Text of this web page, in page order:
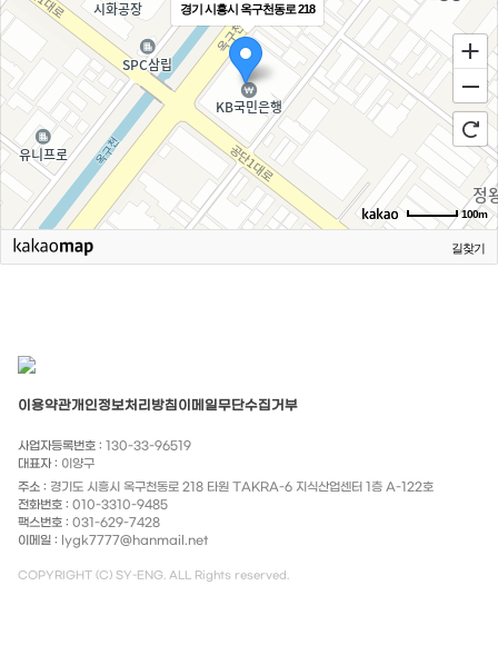
경기 시흥시 옥구천동로 218
100m
길찾기
이용약관개인정보처리방침 이메일무단수집거부
사업자등록번호 : 130-33-96519
대표자 : 이양구
주소 : 경기도 시흥시 옥구천동로 218 타원 TAKRA-6 지식산업센터 1층 A-122호
전화번호 : 010-3310-9485
팩스번호 : 031-629-7428
이메일 : lygk7777@hanmail.net
COPYRIGHT (C) SY-ENG. ALL Rights reserved.